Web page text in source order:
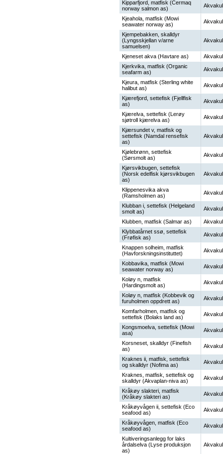
Kipparfjord, matfisk (Cermaq
norway salmon as)
Kjeahola, matfisk (Mowi
seawater norway as)
Kjempebakken, skalldyr
(Lyngsskjellan v/arne
samuelsen)
Kjeneset akva (Havtare as)
Kjerkvika, matfisk (Organic
seafarm as)
Kjeura, matfisk (Sterling white
halibut as)
Kjærefjord, settefisk (Fjellfisk
as)
Kjærelva, settefisk (Lerøy
sjøtroll kjærelva as)
Kjærsundet v, matfisk og
settefisk (Namdal rensefisk
as)
Kjølebrønn, settefisk
(Sørsmolt as)
Kjørsvikbugen, settefisk
(Norsk edelfisk kjørsvikbugen
as)
Klippenesvika akva
(Ramsholmen as)
Klubban i, settefisk (Helgeland
smolt as)
Klubben, matfisk (Salmar as)
Klybbatårnet ssø, settefisk
(Frøfisk as)
Knappen solheim, matfisk
(Havforskningsinstituttet)
Kobbavika, matfisk (Mowi
seawater norway as)
Koløy n, matfisk
(Hardingsmolt as)
Koløy n, matfisk (Kobbevik og
furuholmen oppdrett as)
Komfarholmen, matfisk og
settefisk (Bolaks land as)
Kongsmoelva, settefisk (Mowi
asa)
Korsneset, skalldyr (Finefish
as)
Kraknes ii, matfisk, settefisk
og skalldyr (Nofima as)
Kraknes, matfisk, settefisk og
skalldyr (Akvaplan-niva as)
Kråkøy slakteri, matfisk
(Kråkøy slakteri as)
Kråkøyvågen ii, settefisk (Eco
seafood as)
Kråkøyvågen, matfisk (Eco
seafood as)
Kultiveringsanlegg for laks
årdalselva (Lyse produksjon
as)